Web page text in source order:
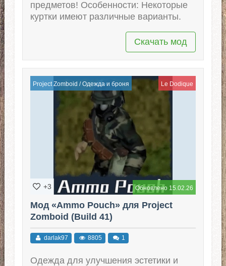
предметов! Особенности: Некоторые
куртки имеют различные варианты.
Скачать мод
Project Zomboid /Одежда и броня Le Dodique
Обновлено 15.02.26
+3
Мод «Ammo Pouch» для Project
Zomboid (Build 41)
darlak97 8805 1
Одежда для улучшения эстетики и